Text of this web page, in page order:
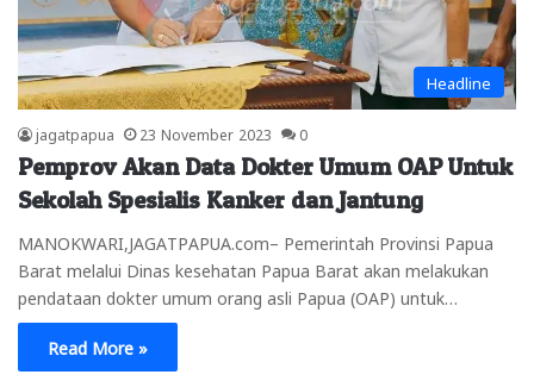
Headline
jagatpapua 23 November 2023 0
Pemprov Akan Data Dokter Umum OAP Untuk
Sekolah Spesialis Kanker dan Jantung
MANOKWARI,JAGATPAPUA.com– Pemerintah Provinsi Papua
Barat melalui Dinas kesehatan Papua Barat akan melakukan
pendataan dokter umum orang asli Papua (OAP) untuk…
Read More »